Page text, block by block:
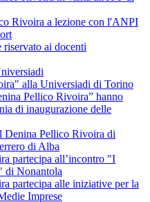
Rivoira a lezione con l'ANPI
ai docenti
alla Universiadi di Torino
Pellico Rivoira” hanno
di inaugurazione delle
Denina Pellico Rivoira di
di Alba
partecipa all’incontro "I
di Nonantola
partecipa alle iniziative per la
Imprese